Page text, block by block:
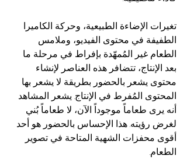
تغيرات الإضاءة الطبيعية، وحركة الكاميرا
الطفيفة في محتوى الفيديو، وملامس
الطعام غير المُمهّدة بإفراط في مرحلة ما
بعد الإنتاج، تتضافر هذه العناصر لإنشاء
محتوى يشعر بالحضور بطريقة لا يشعر بها
المحتوى المُفرط في الإنتاج. يشعر المشاهد
أنه يرى طعاماً موجوداً الآن، لا طعاماً بُني
لغرض رؤيته. هذا الإحساس بالحضور هو أحد
أقوى محفزات الشهية المتاحة في تصوير
الطعام.